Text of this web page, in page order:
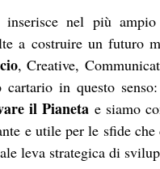
nel più
a costruire un futuro
, Creative,
cartario in questo
il Pianeta e siamo
e utile per le sfide
leva strategica di